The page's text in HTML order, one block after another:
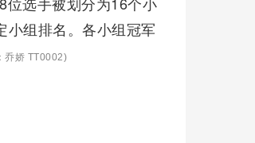
小组排名。各小组冠军
：乔娇 TT0002)